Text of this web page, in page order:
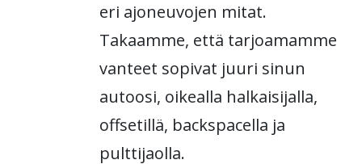
eri ajoneuvojen mitat.
Takaamme, että tarjoamamme
vanteet sopivat juuri sinun
autoosi, oikealla halkaisijalla,
offsetillä, backspacella ja
pulttijaolla.